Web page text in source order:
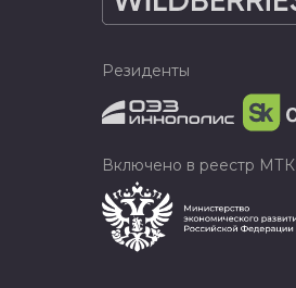
Резиденты
Включено в реестр МТК